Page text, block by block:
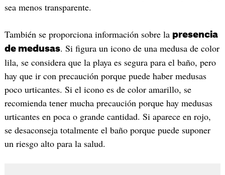
sea menos transparente.
También se proporciona información sobre la presencia
de medusas. Si figura un icono de una medusa de color
lila, se considera que la playa es segura para el baño, pero
hay que ir con precaución porque puede haber medusas
poco urticantes. Si el icono es de color amarillo, se
recomienda tener mucha precaución porque hay medusas
urticantes en poca o grande cantidad. Si aparece en rojo,
se desaconseja totalmente el baño porque puede suponer
un riesgo alto para la salud.